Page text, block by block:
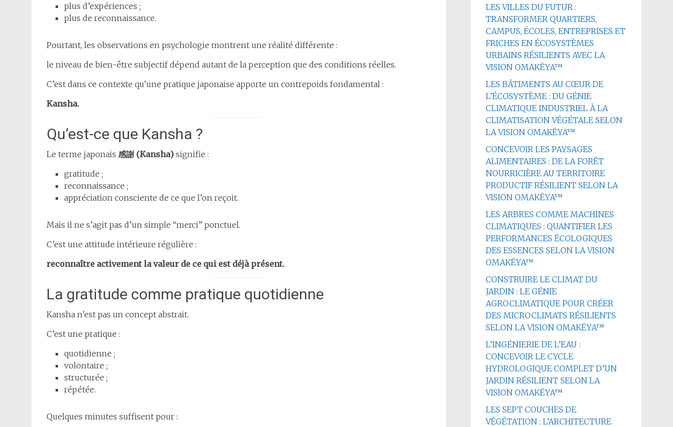
plus d’expériences ;
plus de reconnaissance.
Pourtant, les observations en psychologie montrent une réalité différente :
le niveau de bien-être subjectif dépend autant de la perception que des conditions réelles.
C’est dans ce contexte qu’une pratique japonaise apporte un contrepoids fondamental :
Kansha.
Qu’est-ce que Kansha ?
Le terme japonais 感謝 (Kansha) signifie :
gratitude ;
reconnaissance ;
appréciation consciente de ce que l’on reçoit.
Mais il ne s’agit pas d’un simple “merci” ponctuel.
C’est une attitude intérieure régulière :
reconnaître activement la valeur de ce qui est déjà présent.
La gratitude comme pratique quotidienne
Kansha n’est pas un concept abstrait.
C’est une pratique :
quotidienne ;
volontaire ;
structurée ;
répétée.
Quelques minutes suffisent pour :
LES VILLES DU FUTUR :
TRANSFORMER QUARTIERS,
CAMPUS, ÉCOLES, ENTREPRISES ET
FRICHES EN ÉCOSYSTÈMES
URBAINS RÉSILIENTS AVEC LA
VISION OMAKËYA™
LES BÂTIMENTS AU CŒUR DE
L’ÉCOSYSTÈME : DU GÉNIE
CLIMATIQUE INDUSTRIEL À LA
CLIMATISATION VÉGÉTALE SELON
LA VISION OMAKËYA™
CONCEVOIR LES PAYSAGES
ALIMENTAIRES : DE LA FORÊT
NOURRICIÈRE AU TERRITOIRE
PRODUCTIF RÉSILIENT SELON LA
VISION OMAKËYA™
LES ARBRES COMME MACHINES
CLIMATIQUES : QUANTIFIER LES
PERFORMANCES ÉCOLOGIQUES
DES ESSENCES SELON LA VISION
OMAKËYA™
CONSTRUIRE LE CLIMAT DU
JARDIN : LE GÉNIE
AGROCLIMATIQUE POUR CRÉER
DES MICROCLIMATS RÉSILIENTS
SELON LA VISION OMAKËYA™
L’INGÉNIERIE DE L’EAU :
CONCEVOIR LE CYCLE
HYDROLOGIQUE COMPLET D’UN
JARDIN RÉSILIENT SELON LA
VISION OMAKËYA™
LES SEPT COUCHES DE
VÉGÉTATION : L’ARCHITECTURE